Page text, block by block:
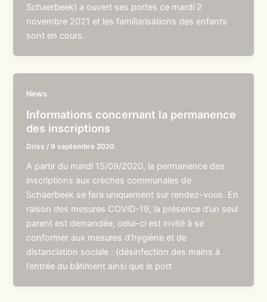
Schaerbeek) a ouvert ses portes ce mardi 2
novembre 2021 et les familiarisations des enfants
sont en cours.
News
Informations concernant la permanence
des inscriptions
Driss / 9 septembre 2020
A partir du mardi 15/09/2020, la permanence des
inscriptions aux crèches communales de
Schaerbeek se fera uniquement sur rendez-vous. En
raison des mesures COVID-19, la présence d’un seul
parent est demandée, celui-ci est invité à se
conformer aux mesures d’hygiène et de
distanciation sociale : (désinfection des mains à
l’entrée du bâtiment ainsi que le port